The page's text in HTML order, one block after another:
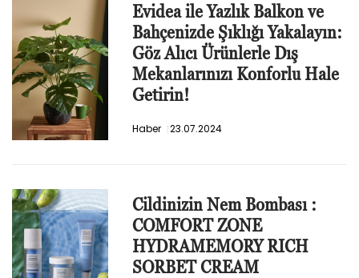
Evidea ile Yazlık Balkon ve
Bahçenizde Şıklığı Yakalayın:
Göz Alıcı Ürünlerle Dış
Mekanlarınızı Konforlu Hale
Getirin!
Haber 23.07.2024
Cildinizin Nem Bombası :
COMFORT ZONE
HYDRAMEMORY RICH
SORBET CREAM